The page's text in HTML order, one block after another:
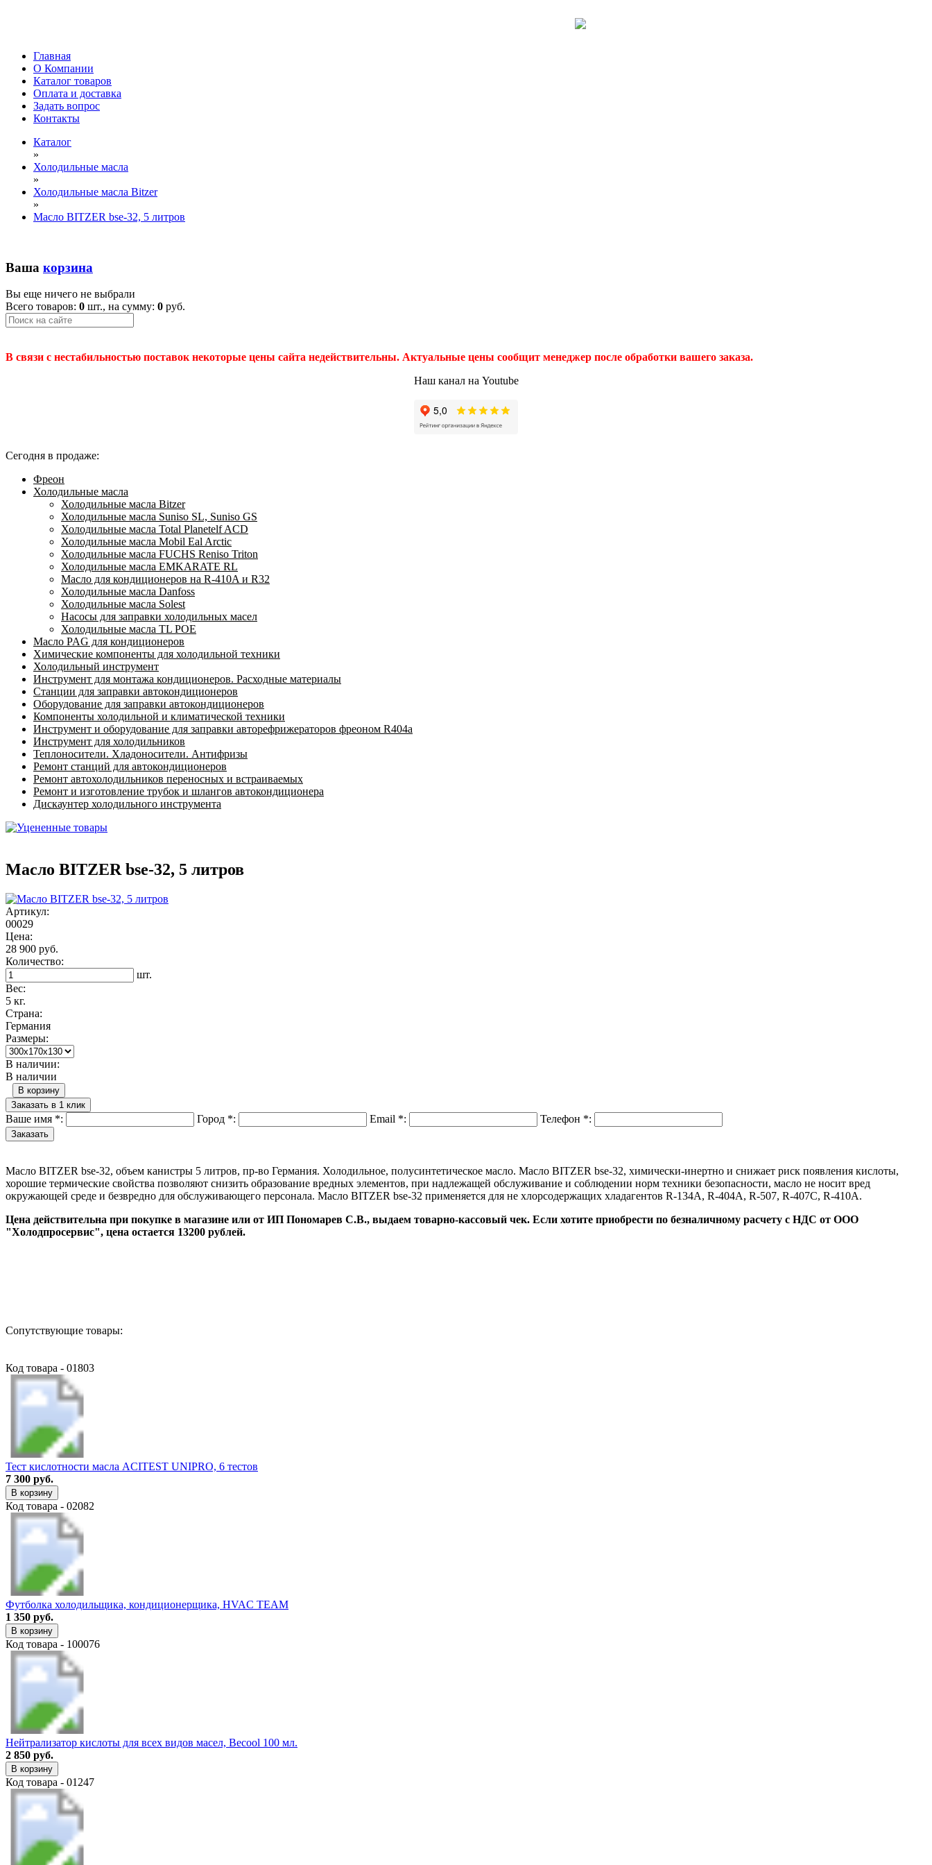
Главная
О Компании
Каталог товаров
Оплата и доставка
Задать вопрос
Контакты
Каталог
»
Холодильные масла
»
Холодильные масла Bitzer
»
Масло BITZER bse-32, 5 литров
Ваша корзина
Вы еще ничего не выбрали
Всего товаров: 0 шт., на сумму: 0 руб.
В связи с нестабильностью поставок некоторые цены сайта недействительны. Актуальные цены сообщит менеджер после обработки вашего заказа.
Наш канал на Youtube
Сегодня в продаже:
Фреон
Холодильные масла
Холодильные масла Bitzer
Холодильные масла Suniso SL, Suniso GS
Холодильные масла Total Planetelf ACD
Холодильные масла Mobil Eal Arctic
Холодильные масла FUCHS Reniso Triton
Холодильные масла EMKARATE RL
Масло для кондиционеров на R-410A и R32
Холодильные масла Danfoss
Холодильные масла Solest
Насосы для заправки холодильных масел
Холодильные масла TL POE
Масло PAG для кондиционеров
Химические компоненты для холодильной техники
Холодильный инструмент
Инструмент для монтажа кондиционеров. Расходные материалы
Станции для заправки автокондиционеров
Оборудование для заправки автокондиционеров
Компоненты холодильной и климатической техники
Инструмент и оборудование для заправки авторефрижераторов фреоном R404a
Инструмент для холодильников
Теплоносители. Хладоносители. Антифризы
Ремонт станций для автокондиционеров
Ремонт автохолодильников переносных и встраиваемых
Ремонт и изготовление трубок и шлангов автокондиционера
Дискаунтер холодильного инструмента
Масло BITZER bse-32, 5 литров
Артикул:
00029
Цена:
28 900 руб.
Количество:
шт.
Вес:
5 кг.
Страна:
Германия
Размеры:
В наличии:
В наличии
В корзину
Заказать в 1 клик
Ваше имя *: Город *: Email *: Телефон *:
Масло BITZER bse-32, объем канистры 5 литров, пр-во Германия. Холодильное, полусинтетическое масло. Масло BITZER bse-32, химически-инертно и снижает риск появления кислоты,
хорошие термические свойства позволяют снизить образование вредных элементов, при надлежащей обслуживание и соблюдении норм техники безопасности, масло не носит вред
окружающей среде и безвредно для обслуживающего персонала. Масло BITZER bse-32 применяется для не хлорсодержащих хладагентов R-134A, R-404A, R-507, R-407C, R-410A.
Цена действительна при покупке в магазине или от ИП Пономарев С.В., выдаем товарно-кассовый чек. Если хотите приобрести по безналичному расчету с НДС от ООО
"Холодпросервис", цена остается 13200 рублей.
Сопутствующие товары:
Код товара - 01803
Тест кислотности масла ACITEST UNIPRO, 6 тестов
7 300 руб.
В корзину
Код товара - 02082
Футболка холодильщика, кондиционерщика, HVAC TEAM
1 350 руб.
В корзину
Код товара - 100076
Нейтрализатор кислоты для всех видов масел, Becool 100 мл.
2 850 руб.
В корзину
Код товара - 01247